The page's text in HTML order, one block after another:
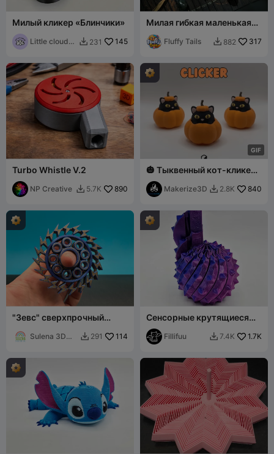
Милый кликер «Блинчики»
Little cloud
 231 145
Милая гибкая маленькая
красная панда с пушистым
хвостом - Игрушка/
Брелок/Магнит
Fluffy Tails  882 317
Turbo Whistle V.2
NP Creative  5.7K 890
GIF
🎃 Тыквенный кот-кликер
🐱
Makerize3D  2.8K 840
"Зевс" сверхпрочный
Sulena 3D
 291 114
Сенсорные крутящиеся
мячи-фиджеты
Fillifuu  7.4K 1.7K